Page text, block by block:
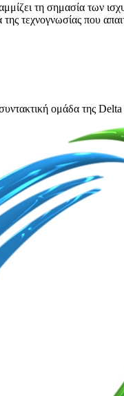
τη σημασία των
τεχνογνωσίας που
ομάδα της